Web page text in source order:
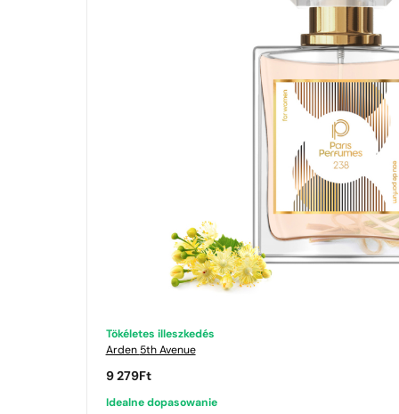
Tökéletes illeszkedés
Arden 5th Avenue
9 279Ft
Idealne dopasowanie